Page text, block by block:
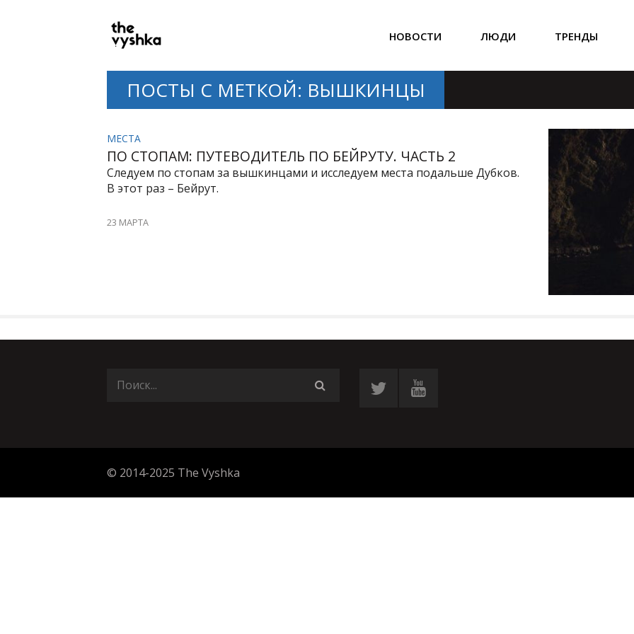
PRIMARY
NAVIGATION НОВОСТИ ЛЮДИ ТРЕНДЫ
ПОСТЫ С МЕТКОЙ: ВЫШКИНЦЫ
МЕСТА
ПО СТОПАМ: ПУТЕВОДИТЕЛЬ ПО БЕЙРУТУ. ЧАСТЬ 2
Следуем по стопам за вышкинцами и исследуем места подальше Дубков.
В этот раз – Бейрут.
23 МАРТА
© 2014-2025 The Vyshka